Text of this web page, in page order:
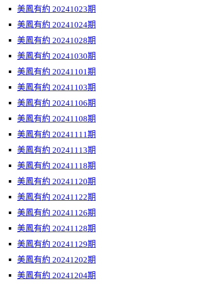
美鳳有約 20241023期
美鳳有約 20241024期
美鳳有約 20241028期
美鳳有約 20241030期
美鳳有約 20241101期
美鳳有約 20241103期
美鳳有約 20241106期
美鳳有約 20241108期
美鳳有約 20241111期
美鳳有約 20241113期
美鳳有約 20241118期
美鳳有約 20241120期
美鳳有約 20241122期
美鳳有約 20241126期
美鳳有約 20241128期
美鳳有約 20241129期
美鳳有約 20241202期
美鳳有約 20241204期